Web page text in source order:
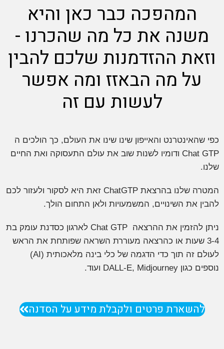
המהפכה כבר כאן והיא
משנה את כל מה שהכרנו -
וזאת ההזדמנות שלכם להבין
על מה הבאזז ומה אפשר
לעשות עם זה
כפי שהאינטרנט והאייפון שינו שינו את העולם, כך הולכים ה
Chat GTP ודומיו לשנות שוב את עולם התעסוקה ואת החיים
שלנו.
המטרה שלנו בהרצאת ChatGTP זאת היא לסקור ולעזור לכם
להבין את השינויים, המשמעויות ולאן התחום הולך.
ניתן להזמין את ההרצאה Chat GTP לארגון כסדנת עומק בת
3-4 שעות או כהרצאה מעוררת השראה שפותחת את הראש
לעולם זה תוך כדי הדגמה של כלי בינה מלאכותית (AI)
נוספים כגון DALL-E, Midjourney ועוד.
להשארת פרטים ולקבלת מידע על הסדנה